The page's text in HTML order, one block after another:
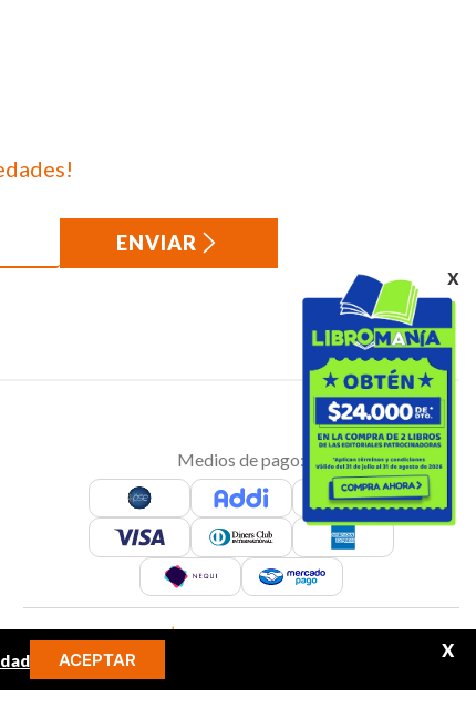
x
ACEPTAR X
ENVIAR
Medios de pago:
Sitio seguro: